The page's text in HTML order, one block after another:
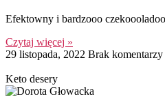
Efektowny i bardzooo
Czytaj więcej »
29 listopada, 2022 Brak komentarzy
Keto desery